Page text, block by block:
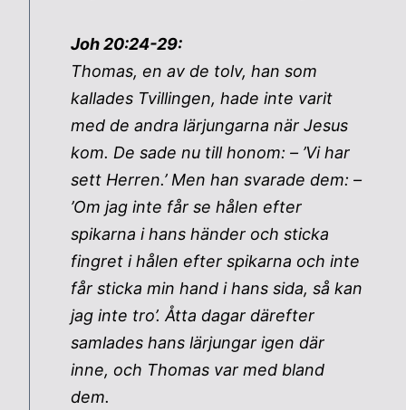
Joh 20:24-29:
Thomas, en av de tolv, han som
kallades Tvillingen, hade inte varit
med de andra lärjungarna när Jesus
kom. De sade nu till honom: – ’Vi har
sett Herren.’ Men han svarade dem: –
’Om jag inte får se hålen efter
spikarna i hans händer och sticka
fingret i hålen efter spikarna och inte
får sticka min hand i hans sida, så kan
jag inte tro’. Åtta dagar därefter
samlades hans lärjungar igen där
inne, och Thomas var med bland
dem.